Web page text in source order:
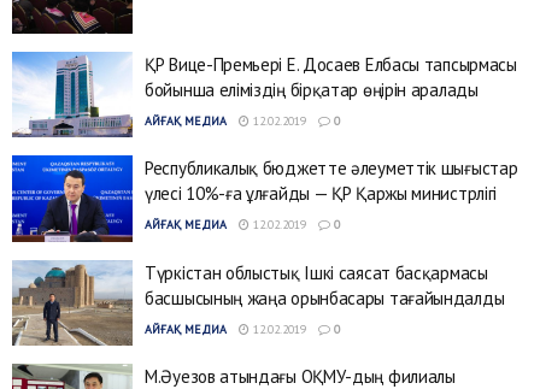
ҚР Вице-Премьері Е. Досаев Елбасы тапсырмасы
бойынша еліміздің бірқатар өңірін аралады
АЙҒАҚ МЕДИА 12.02.2019 0
Республикалық бюджетте әлеуметтік шығыстар
үлесі 10%-ға ұлғайды — ҚР Қаржы министрлігі
АЙҒАҚ МЕДИА 12.02.2019 0
Түркістан облыстық Ішкі саясат басқармасы
басшысының жаңа орынбасары тағайындалды
АЙҒАҚ МЕДИА 12.02.2019 0
М.Әуезов атындағы ОҚМУ-дың филиалы